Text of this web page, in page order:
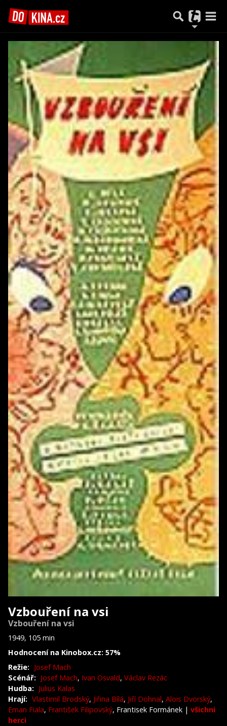
Vzbouření na vsi
Vzbouření na vsi
1949, 105 min
Hodnocení na Kinobox.cz: 57%
Režie: Josef Mach
Scénář: Josef Mach, Ivan Osvald, Václav Rezác
Hudba: Julius Kalas
Hrají: Vlastimil Brodský, Jiřina Bílá, Jiří Dohnal, Alois Dvorský,
Eman Fiala, František Filipovský, Frantisek Formánek | všichni
herci